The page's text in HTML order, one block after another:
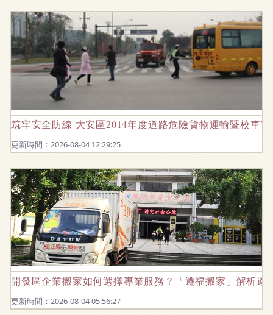
筑牢安全防線 大安區2014年度道路危險貨物運輸暨校車
更新時間：2026-08-04 12:29:25
開發區企業搬家如何選擇專業服務？「遷福搬家」解析道
更新時間：2026-08-04 05:56:27